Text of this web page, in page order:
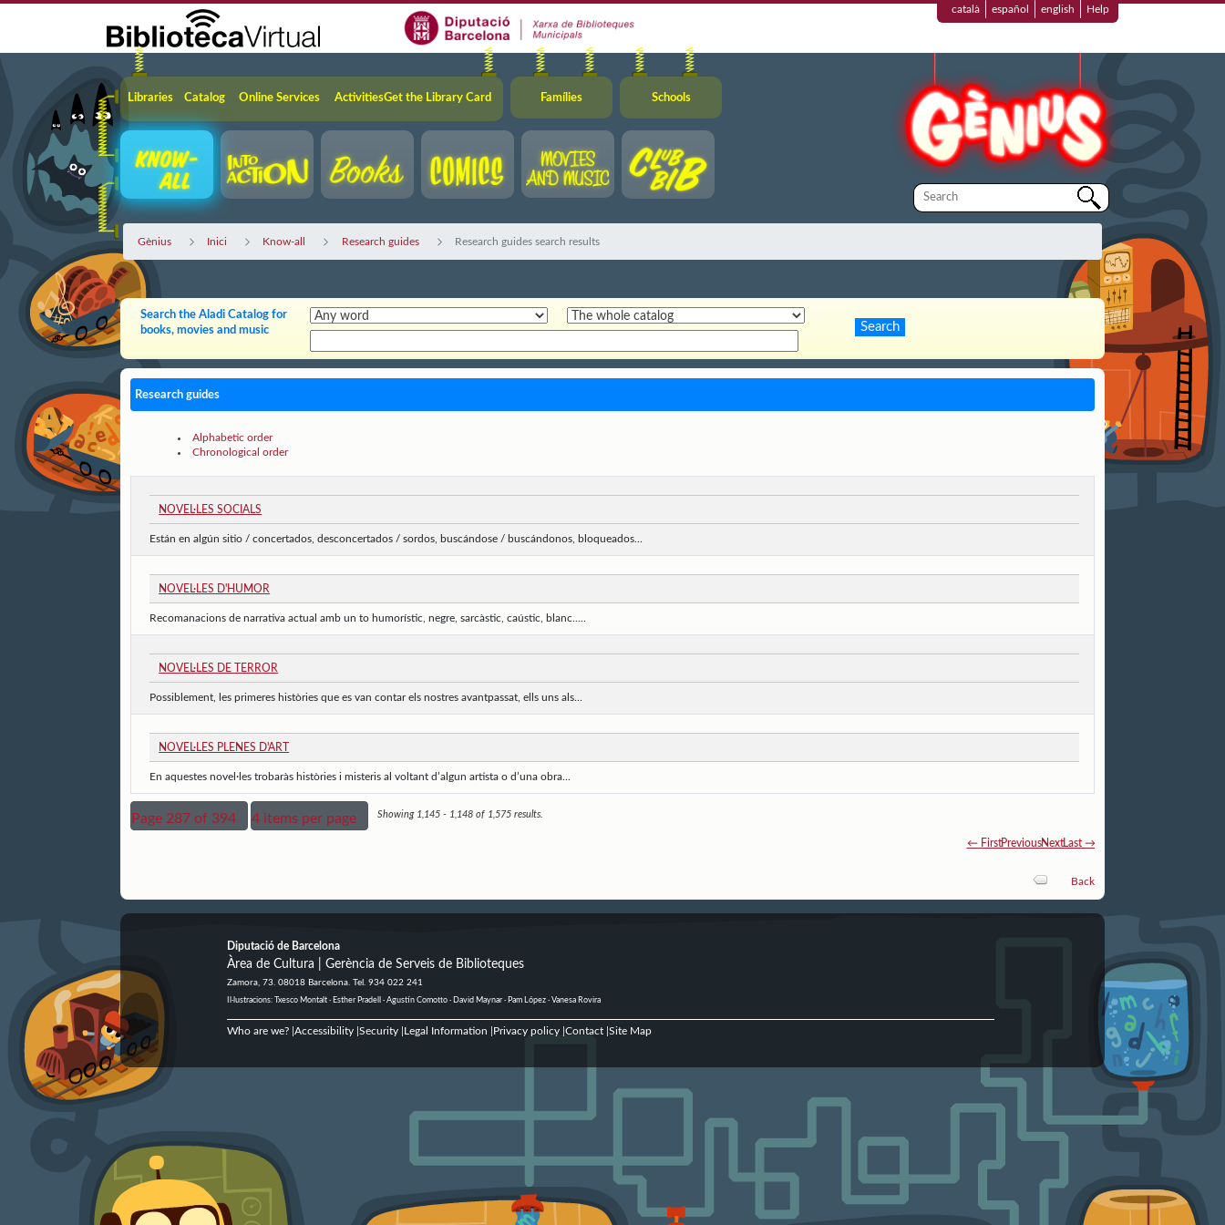
català español english Help
Navigation
Libraries Catalog Online Services ActivitiesGet the Library Card Famílies Schools
Gènius Inici Know-all Research guides Research guides search results
Search the Aladi Catalog for
books, movies and music
Research guides
Alphabetic order
Chronological order
NOVEL·LES SOCIALS
Están en algún sitio / concertados, desconcertados / sordos, buscándose / buscándonos, bloqueados...
NOVEL·LES D'HUMOR
Recomanacions de narrativa actual amb un to humorístic, negre, sarcàstic, caústic, blanc.....
NOVEL·LES DE TERROR
Possiblement, les primeres històries que es van contar els nostres avantpassat, ells uns als...
NOVEL·LES PLENES D'ART
En aquestes novel·les trobaràs històries i misteris al voltant d’algun artista o d’una obra...
Page 287 of 394 4 items per page Showing 1,145 - 1,148 of 1,575 results.
← FirstPreviousNextLast →
Back
Diputació de Barcelona
Àrea de Cultura | Gerència de Serveis de Biblioteques
Zamora, 73. 08018 Barcelona. Tel. 934 022 241
Il·lustracions: Txesco Montalt · Esther Pradell · Agustín Comotto · David Maynar · Pam López · Vanesa Rovira
Who are we?| Accessibility| Security| Legal Information Privacy policy| Contact| Site Map